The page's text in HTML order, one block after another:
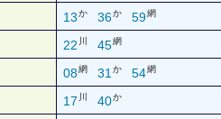
13か 36か 59網
22 川 45網
08網 31 か 54網
17 川 40か